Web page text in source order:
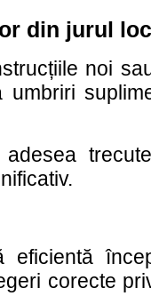
din jurul
noi
umbriri
eficientă
corecte